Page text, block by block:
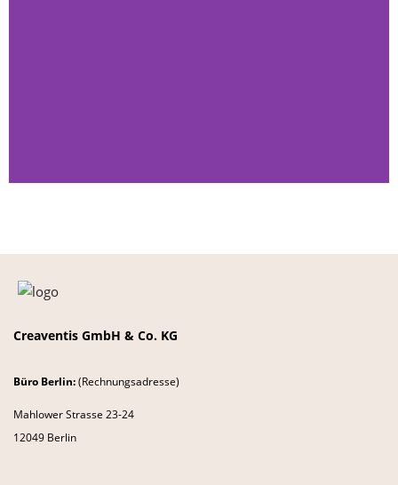
Hier klicken
Creaventis GmbH & Co. KG
Büro Berlin:(Rechnungsadresse)
Mahlower Strasse 23-24
12049 Berlin